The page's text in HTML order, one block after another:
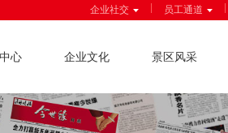
企业社交 员工通道
心 企业文化 景区风采